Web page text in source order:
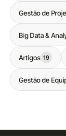
Gestão de
Big Data &
Artigos 19
Gestão de